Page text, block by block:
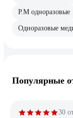
Р.М одноразовые
Одноразовые
Популярные
30